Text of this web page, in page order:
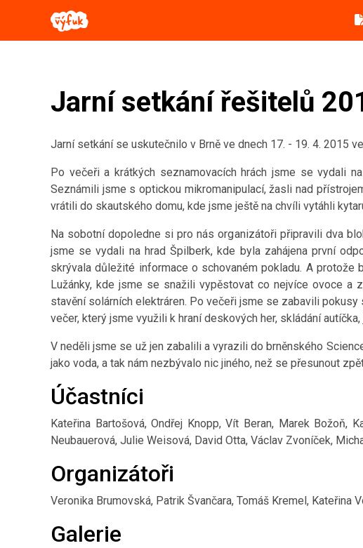
Jarní setkání řešitelů
Jarní setkání se uskutečnilo v Brně ve dnech 17. - 19. 4. 2015
Po večeři a krátkých seznamovacích hrách jsme se vydali
Seznámili jsme s optickou mikromanipulací, žasli nad
vrátili do skautského domu, kde jsme ještě na chvíli vytáhli
Na sobotní dopoledne si pro nás organizátoři připravili dva
jsme se vydali na hrad Špilberk, kde byla zahájena první
skrývala důležité informace o schovaném pokladu. A
Lužánky, kde jsme se snažili vypěstovat co nejvíce ovoce a
stavění solárních elektráren. Po večeři jsme se zabavili
večer, který jsme využili k hraní deskových her, skládání
V neděli jsme se už jen zabalili a vyrazili do brněnského
jako voda, a tak nám nezbývalo nic jiného, než se přesunout
Účastníci
Kateřina Bartošová, Ondřej Knopp, Vít Beran, Marek Božoň,
Neubauerová, Julie Weisová, David Otta, Václav Zvoníček,
Organizátoři
Veronika Brumovská, Patrik Švančara, Tomáš Kremel, Kateřina
Galerie